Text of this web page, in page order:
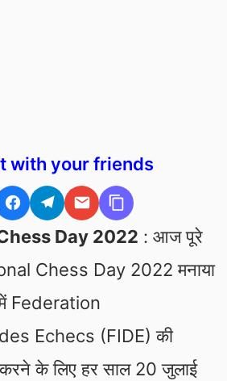
with your friends
Day 2022 : आज पूरे
Chess Day 2022 मनाया
Federation
Echecs (FIDE) की
करने के लिए हर साल 20 जुलाई